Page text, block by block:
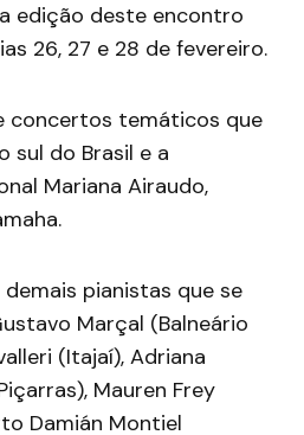
edição deste encontro
26, 27 e 28 de fevereiro.
concertos temáticos que
sul do Brasil e a
Mariana Airaudo,
pianistas que se
Marçal (Balneário
(Itajaí), Adriana
Mauren Frey
Damián Montiel